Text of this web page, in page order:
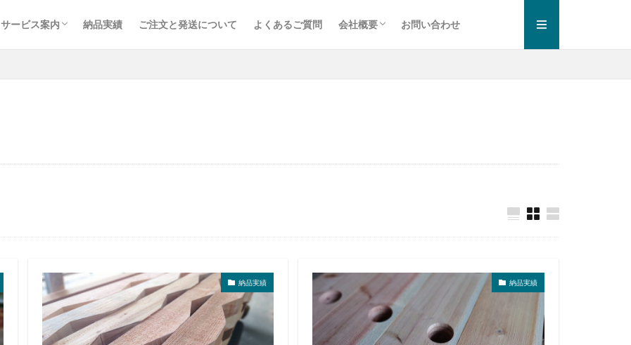
サービス案内 納品実績 ご注文と発送について よくあるご質問 会社概要 お問い合わせ
納品実績 納品実績